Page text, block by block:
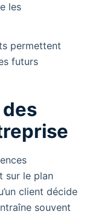
les
permettent
futurs
sur le plan
client décide
souvent